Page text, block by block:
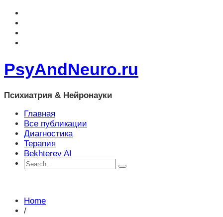
PsyAndNeuro.ru
Психиатрия & Нейронауки
Главная
Все публикации
Диагностика
Терапия
Bekhterev AI
Home
/